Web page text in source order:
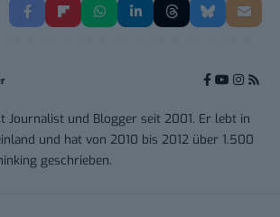
Journalist und Blogger seit 2001. Er lebt in
und hat von 2010 bis 2012 über 1.500
geschrieben.